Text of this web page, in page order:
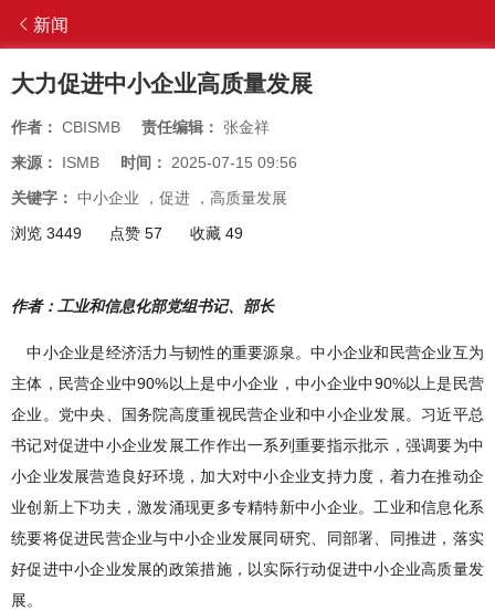
新闻
大力促进中小企业高质量发展
作者： CBISMB 责任编辑： 张金祥
来源： ISMB 时间： 2025-07-15 09:56
关键字： 中小企业 ， 促进 ， 高质量发展
浏览 3449
点赞 57 收藏 49
作者：工业和信息化部党组书记、部长
中小企业是经济活力与韧性的重要源泉。中小企业和民营企业互为
主体，民营企业中90%以上是中小企业，中小企业中90%以上是民营
企业。党中央、国务院高度重视民营企业和中小企业发展。习近平总
书记对促进中小企业发展工作作出一系列重要指示批示，强调要为中
小企业发展营造良好环境，加大对中小企业支持力度，着力在推动企
业创新上下功夫，激发涌现更多专精特新中小企业。工业和信息化系
统要将促进民营企业与中小企业发展同研究、同部署、同推进，落实
好促进中小企业发展的政策措施，以实际行动促进中小企业高质量发
展。